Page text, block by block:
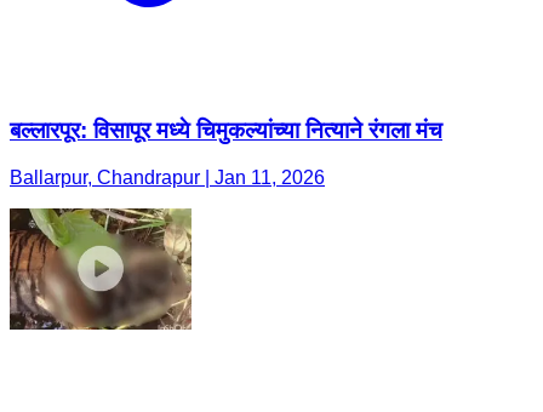
बल्लारपूर: विसापूर मध्ये चिमुकल्यांच्या नित्याने रंगला मंच
Ballarpur, Chandrapur | Jan 11, 2026